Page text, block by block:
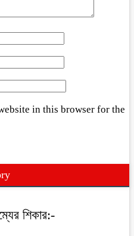
in this browser for the
শিকার:-